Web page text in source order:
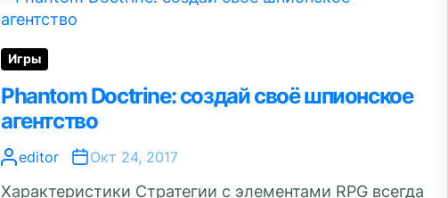
Игры
Phantom Doctrine: создай своё шпионское
агентство
editor Окт 24, 2017
Характеристики Стратегии с элементами RPG всегда